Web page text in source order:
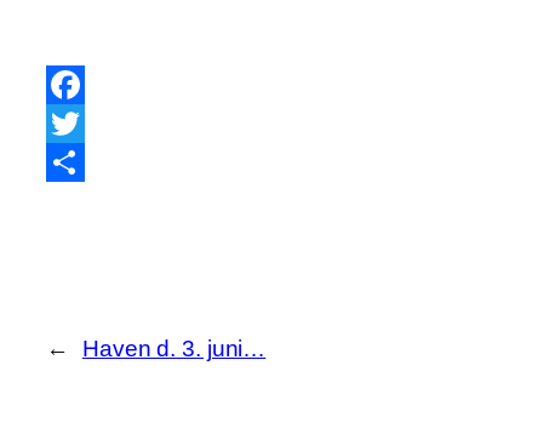
Facebook
Twitter
← Haven d. 3. juni…